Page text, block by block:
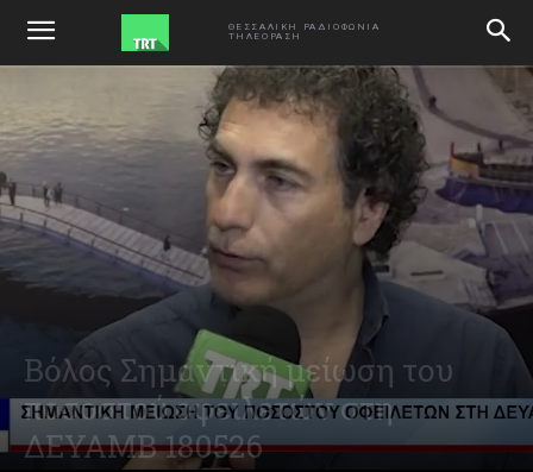
ΘΕΣΣΑΛΙΚΗ ΡΑΔΙΟΦΩΝΙΑ
ΤΗΛΕΟΡΑΣΗ
ΑΡΧΙΚΗ
Βόλος Σημαντική μείωση του
ποσοστού οφειλετών στη
ΔΕΥΑΜΒ 180526